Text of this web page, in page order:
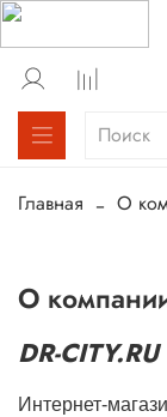
Главная О
О
DR-CITY.RU
Интернет-